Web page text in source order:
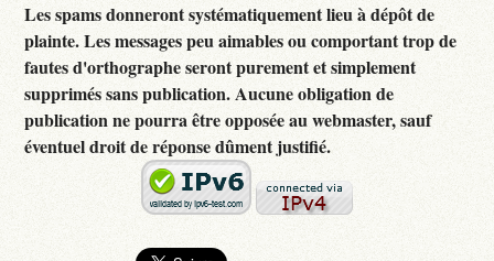
Les spams donneront systématiquement lieu à dépôt de
plainte. Les messages peu aimables ou comportant trop de
fautes d'orthographe seront purement et simplement
supprimés sans publication. Aucune obligation de
publication ne pourra être opposée au webmaster, sauf
éventuel droit de réponse dûment justifié.